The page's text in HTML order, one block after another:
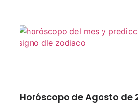
Horóscopo de Agosto de